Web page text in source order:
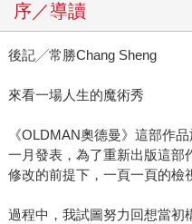
序／導讀
後記╱常勝Chang Sheng
來看一場人生的魔術秀
《OLDMAN奧德曼》這部作
一月發表，為了重新出版這部
修改的前提下，一頁一頁的檢
過程中，我試圖努力回想當初